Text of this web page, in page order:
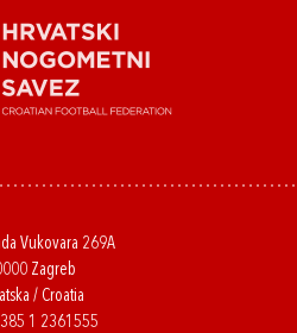
Vukovara 269A
Zagreb
/ Croatia
1 2361555